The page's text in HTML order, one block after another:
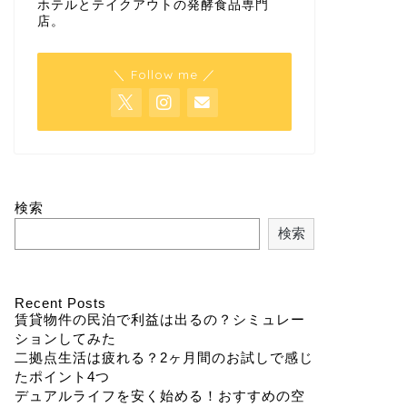
ホテルとテイクアウトの発酵食品専門
店。
＼ Follow me ／
検索
検索
Recent Posts
賃貸物件の民泊で利益は出るの？シミュレー
ションしてみた
二拠点生活は疲れる？2ヶ月間のお試しで感じ
たポイント4つ
デュアルライフを安く始める！おすすめの空